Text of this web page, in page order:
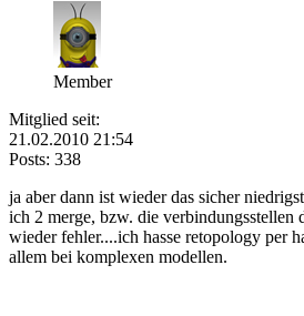
Member
Mitglied seit:
21.02.2010 21:54
Posts: 338
ja aber dann ist wieder das sicher
ich 2 merge, bzw. die verbindungsstellen
wieder fehler....ich hasse retopology per
allem bei komplexen modellen.